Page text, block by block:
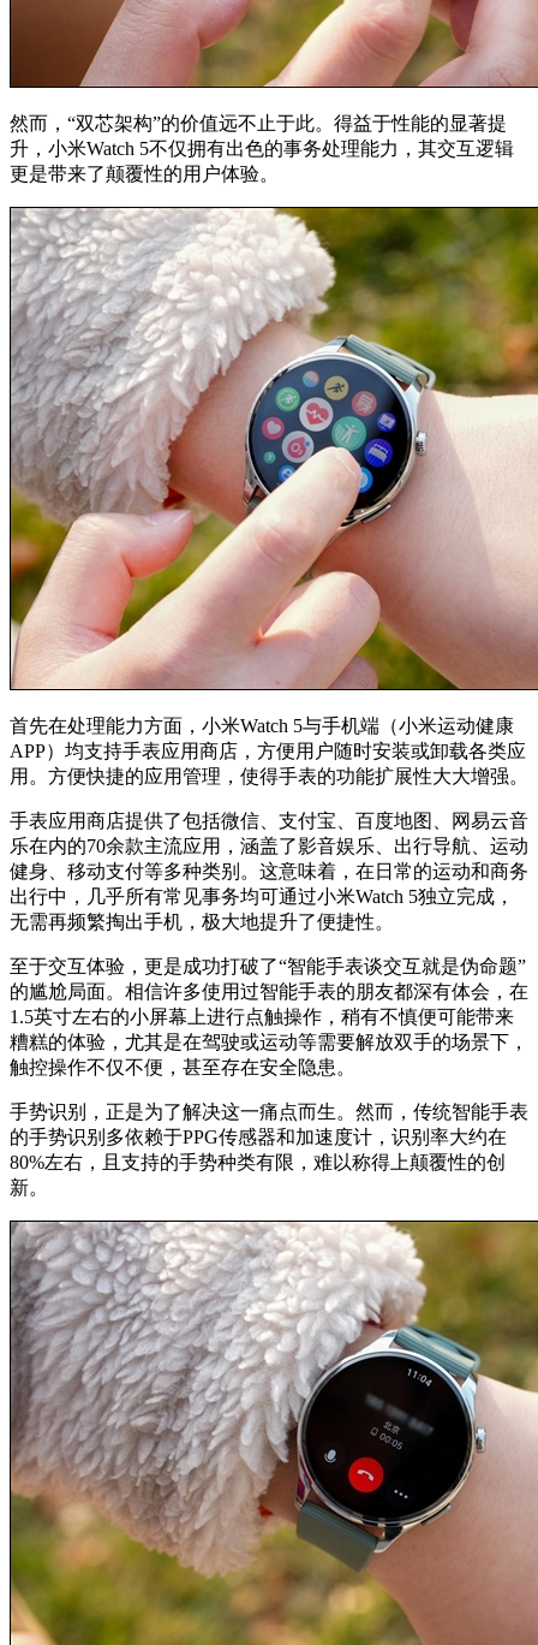
然而，“双芯架构”的价值远不止于此。得益于性能的显著提
升，小米Watch 5不仅拥有出色的事务处理能力，其交互逻辑
更是带来了颠覆性的用户体验。
首先在处理能力方面，小米Watch 5与手机端（小米运动健康
APP）均支持手表应用商店，方便用户随时安装或卸载各类应
用。方便快捷的应用管理，使得手表的功能扩展性大大增强。
手表应用商店提供了包括微信、支付宝、百度地图、网易云音
乐在内的70余款主流应用，涵盖了影音娱乐、出行导航、运动
健身、移动支付等多种类别。这意味着，在日常的运动和商务
出行中，几乎所有常见事务均可通过小米Watch 5独立完成，
无需再频繁掏出手机，极大地提升了便捷性。
至于交互体验，更是成功打破了“智能手表谈交互就是伪命题”
的尴尬局面。相信许多使用过智能手表的朋友都深有体会，在
1.5英寸左右的小屏幕上进行点触操作，稍有不慎便可能带来
糟糕的体验，尤其是在驾驶或运动等需要解放双手的场景下，
触控操作不仅不便，甚至存在安全隐患。
手势识别，正是为了解决这一痛点而生。然而，传统智能手表
的手势识别多依赖于PPG传感器和加速度计，识别率大约在
80%左右，且支持的手势种类有限，难以称得上颠覆性的创
新。